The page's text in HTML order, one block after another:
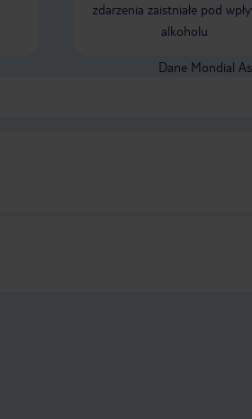
zdarzenia zaistniałe pod
alkoholu
Dane Mondial